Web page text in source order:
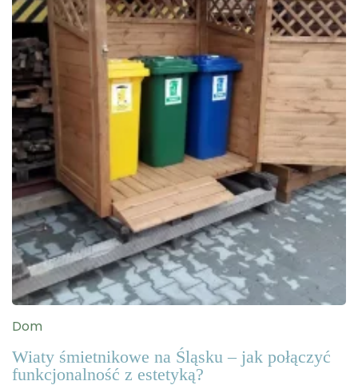
Dom
Wiaty śmietnikowe na Śląsku – jak połączyć
funkcjonalność z estetyką?